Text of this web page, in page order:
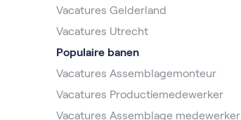
Vacatures Gelderland
Vacatures Utrecht
Populaire banen
Vacatures Assemblagemonteur
Vacatures Productiemedewerker
Vacatures Assemblage medewerker